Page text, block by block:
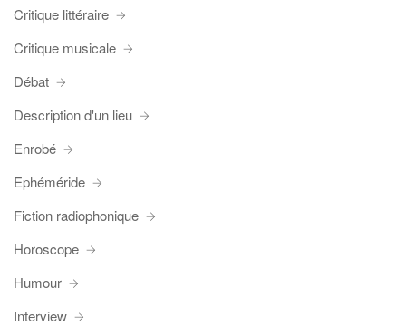
Critique littéraire
Critique musicale
Débat
Description d'un lieu
Enrobé
Ephéméride
Fiction radiophonique
Horoscope
Humour
Interview